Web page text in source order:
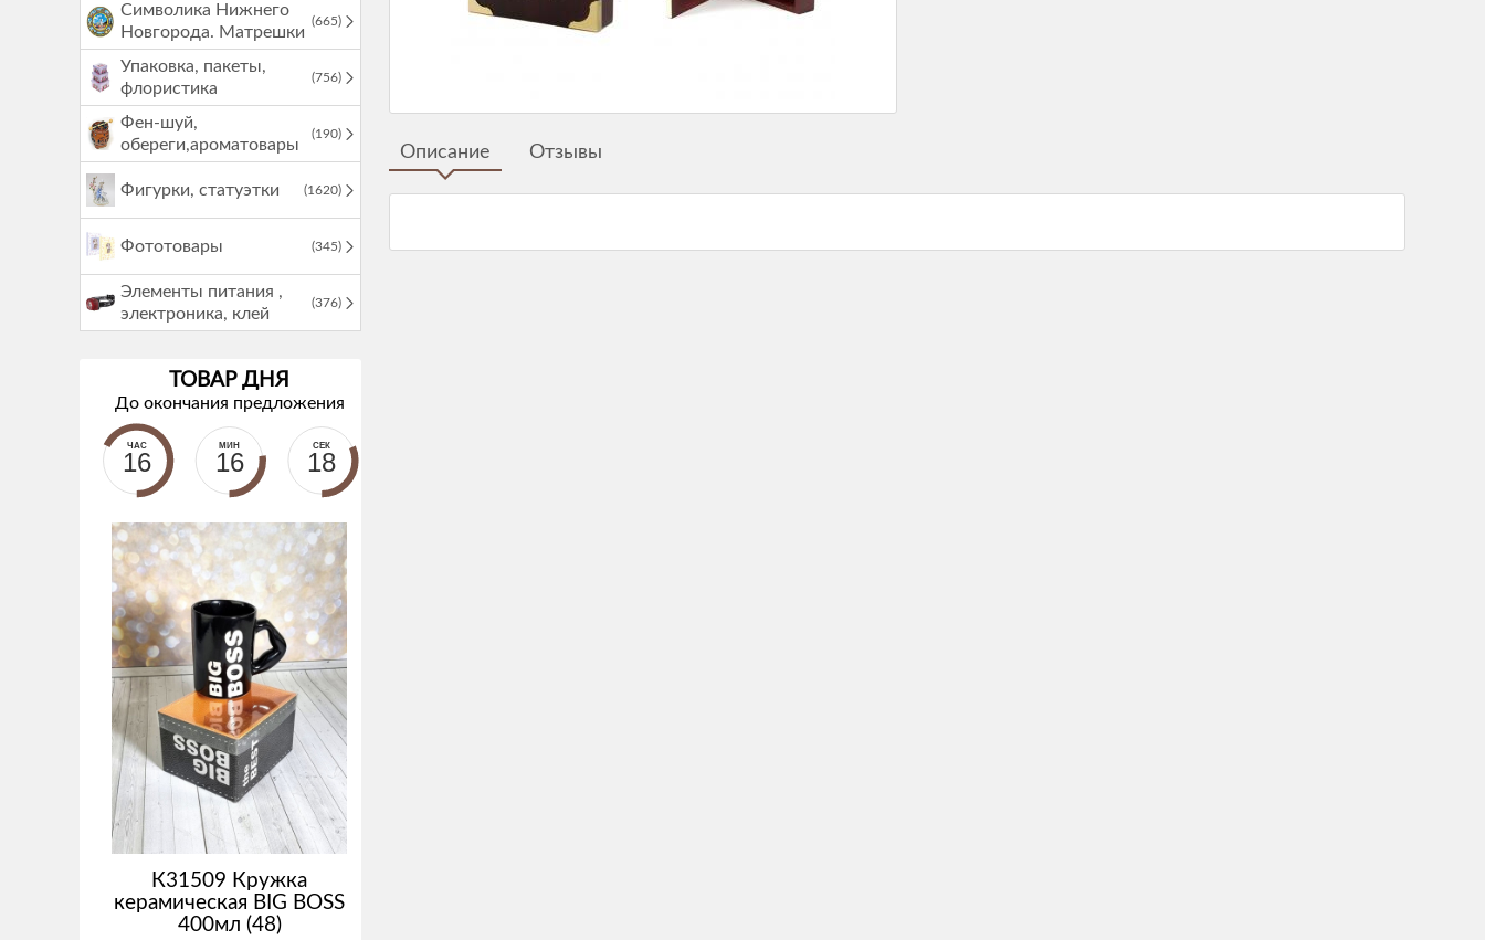
Символика Нижнего
Новгорода. Матрешки
(665)
Упаковка, пакеты,
флористика
(756)
Фен-шуй,
обереги,ароматовары
(190)
Фигурки, статуэтки (1620)
Фототовары (345)
Элементы питания ,
электроника, клей
(376)
ТОВАР ДНЯ
До окончания предложения
ЧАС
16
МИН
16
СЕК
18
К31509 Кружка
керамическая BIG BOSS
400мл (48)
Описание Отзывы